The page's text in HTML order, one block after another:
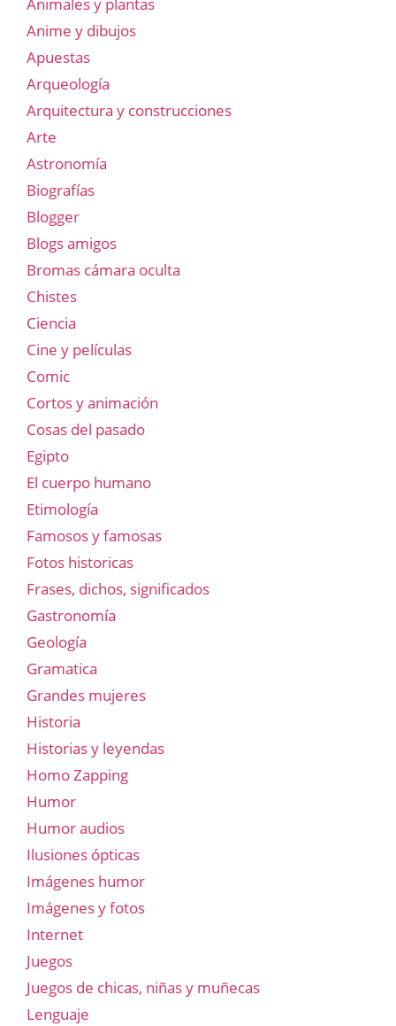
Animales y plantas
Anime y dibujos
Apuestas
Arqueología
Arquitectura y construcciones
Arte
Astronomía
Biografías
Blogger
Blogs amigos
Bromas cámara oculta
Chistes
Ciencia
Cine y películas
Comic
Cortos y animación
Cosas del pasado
Egipto
El cuerpo humano
Etimología
Famosos y famosas
Fotos historicas
Frases, dichos, significados
Gastronomía
Geología
Gramatica
Grandes mujeres
Historia
Historias y leyendas
Homo Zapping
Humor
Humor audios
Ilusiones ópticas
Imágenes humor
Imágenes y fotos
Internet
Juegos
Juegos de chicas, niñas y muñecas
Lenguaje